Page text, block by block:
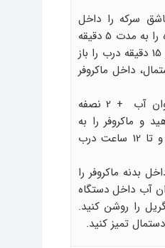
سرکه را داخل
ماکروفر قرار دهید و دستگاه را به مدت 5 دقیقه
روشن کنید و سپس بعد از 15 دقیقه درب را باز
داخل ماکروفر
در یک کاسه بزرگ، دو لیوان آب + 2 نصفه
و ماکروفر را به
مدت 4 دقیقه روشن کنید و تا 12 ساعت درب
بدنه ماکروفر را
آب داخل دستگاه
گریل را روشن کنید.
تمیز کنید.